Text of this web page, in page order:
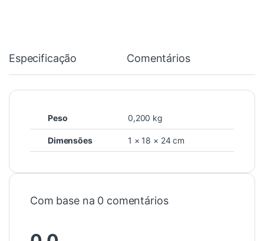
Especificação Comentários
Peso 0,200 kg
Dimensões 1 × 18 × 24 cm
Com base na 0 comentários